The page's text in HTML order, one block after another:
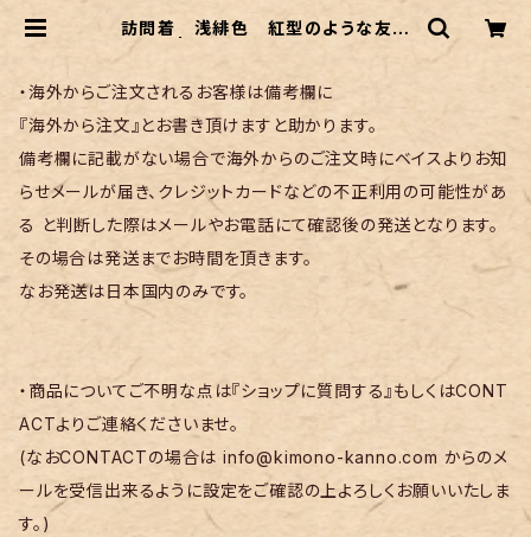
訪問着 浅緋色 紅型のような友禅
・海外からご注文されるお客様は備考欄に
『海外から注文』とお書き頂けますと助かります。
備考欄に記載がない場合で海外からのご注文時にベイスよりお知
らせメールが届き、クレジットカードなどの不正利用の可能性があ
る と判断した際はメールやお電話にて確認後の発送となります。
その場合は発送までお時間を頂きます。
なお発送は日本国内のみです。
・商品についてご不明な点は『ショップに質問する』もしくはCONT
ACTよりご連絡くださいませ。
(なおCONTACTの場合はinfo@kimono-kanno.com からのメ
ールを受信出来るように設定をご確認の上よろしくお願いいたしま
す。)